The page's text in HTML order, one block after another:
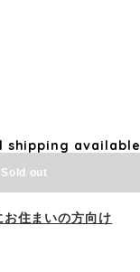
shipping available
Sold out
お住まいの方向け